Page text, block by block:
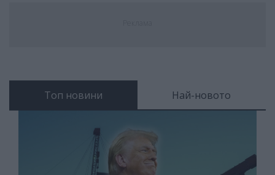
Топ новини Най-новото